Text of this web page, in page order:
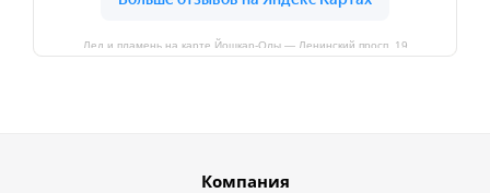
Лед и пламень на карте Йошкар‑Олы — Ленинский просп.,19
Компания